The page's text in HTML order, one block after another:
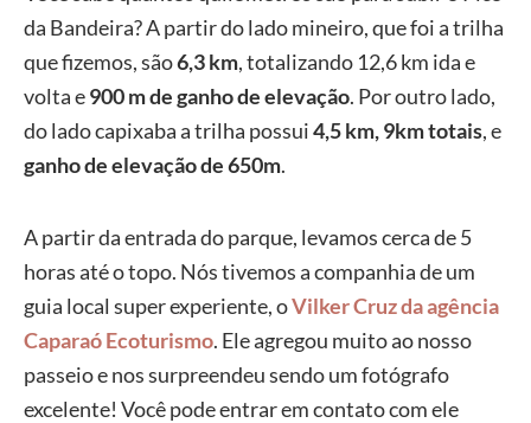
da Bandeira? A partir do lado mineiro, que foi a trilha
que fizemos, são6,3 km, totalizando 12,6 km ida e
volta e900 m de ganho de elevação. Por outro lado,
do lado capixaba a trilha possui4,5 km, 9km totais, e
ganho de elevação de 650m.
A partir da entrada do parque, levamos cerca de 5
horas até o topo. Nós tivemos a companhia de um
guia local super experiente, oVilker Cruz da agência
Caparaó Ecoturismo. Ele agregou muito ao nosso
passeio e nos surpreendeu sendo um fotógrafo
excelente! Você pode entrar em contato com ele